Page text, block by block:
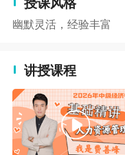
幽默灵活，经验丰富
讲授课程